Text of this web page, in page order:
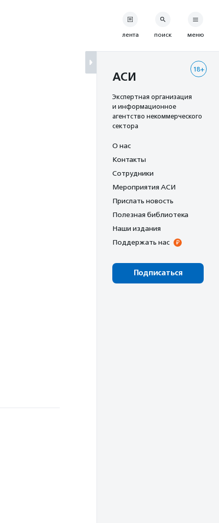
лента поиск меню
18+
АСИ
Экспертная организация
и информационное
агентство некоммерческого
сектора
О нас
Контакты
Сотрудники
Мероприятия АСИ
Прислать новость
Полезная библиотека
Наши издания
Поддержать нас
Подписаться